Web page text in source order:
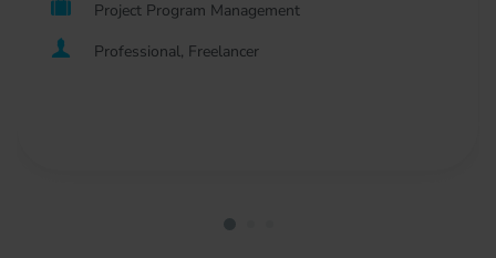
Project Program Management
Professional, Freelancer